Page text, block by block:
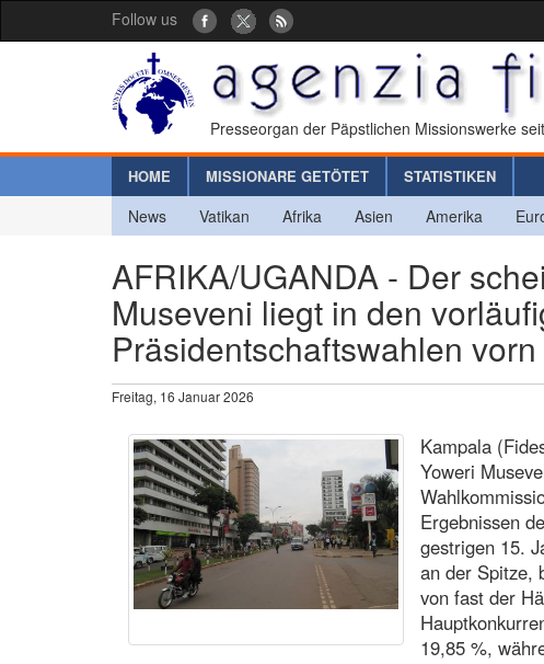
Follow us
Presseorgan der Päpstlichen Missionswerke
HOME MISSIONARE GETÖTET STATISTIKEN
News Vatikan Afrika Asien Amerika
AFRIKA/UGANDA - Der
Museveni liegt in den
Präsidentschaftswahlen vorn
Freitag, 16 Januar 2026
Kampala
Yoweri
Ergebnissen
gestrigen 15.
an der Spitze,
von fast der
19,85 %,